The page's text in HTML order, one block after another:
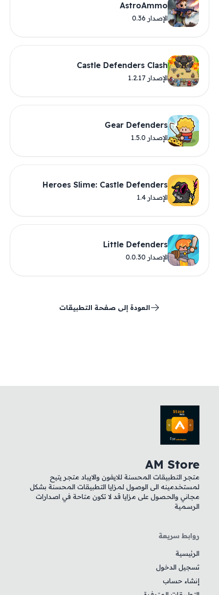
AstroAmmo
الإصدار 0.36
Castle Defenders Clash
الإصدار 1.2.17
Gear Defenders
الإصدار 1.5.0
Heroes Slime: Castle Defenders
الإصدار 1.4
Little Defenders
الإصدار 0.0.30
العودة إلى صفحة التطبيقات
AM Store
متجر التطبيقات المحسنة للايفون والايباد متجر يتيح
لمستخدمينه الى الوصول لمزايا التطبيقات المحسنة بشكل
مجاني والحصول على مزايا قد لا تكون متاحة في اصدارات
الرسمية
روابط سريعة
الرئيسية
تسجيل الدخول
إنشاء حساب